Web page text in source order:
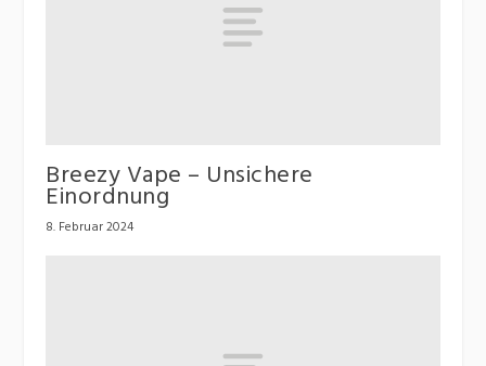
Breezy Vape – Unsichere
Einordnung
8. Februar 2024